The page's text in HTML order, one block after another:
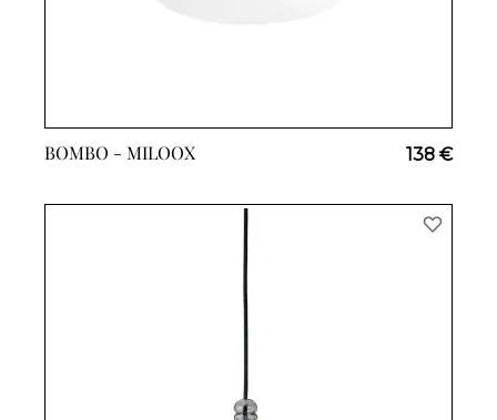
BOMBO - MILOOX 138 €